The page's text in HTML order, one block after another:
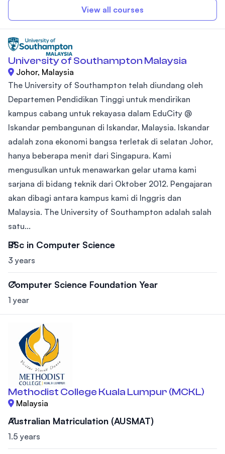
View all courses
University of Southampton Malaysia
Johor, Malaysia
The University of Southampton telah diundang oleh
Departemen Pendidikan Tinggi untuk mendirikan
kampus cabang untuk rekayasa dalam EduCity @
Iskandar pembangunan di Iskandar, Malaysia. Iskandar
adalah zona ekonomi bangsa terletak di selatan Johor,
hanya beberapa menit dari Singapura. Kami
mengusulkan untuk menawarkan gelar utama kami
sarjana di bidang teknik dari Oktober 2012. Pengajaran
akan dibagi antara kampus kami di Inggris dan
Malaysia. The University of Southampton adalah salah
satu...
BSc in Computer Science
3 years
Computer Science Foundation Year
1 year
Methodist College Kuala Lumpur (MCKL)
Malaysia
Australian Matriculation (AUSMAT)
1.5 years